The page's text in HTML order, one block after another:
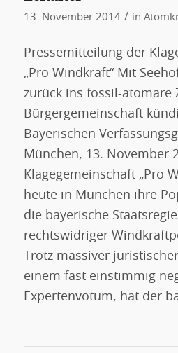
13. November 2014 / in
Pressemitteilung der
„Pro Windkraft“ Mit
zurück ins fossil-atomare
Bürgergemeinschaft
Bayerischen
München, 13. November
Klagegemeinschaft „Pro
heute in München ihre
die bayerische
rechtswidriger
Trotz massiver
einem fast einstimmig
Expertenvotum, hat der